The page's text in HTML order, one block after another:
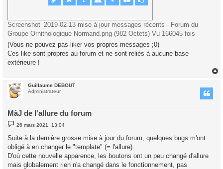
Screenshot_2019-02-13 mise à jour messages récents - Forum du
Groupe Ornithologique Normand.png (982 Octets) Vu 166045 fois
(Vous ne pouvez pas liker vos propres messages ;0)
Ces like sont propres au forum et ne sont reliés à aucune base
extérieure !
Guillaume DEBOUT
Administrateur
MàJ de l'allure du forum
M
e
s
s
a
g
e
26 mars 2021, 13:04
Suite à la dernière grosse mise à jour du forum, quelques bugs m'ont
obligé à en changer le "template" (= l'allure).
D'où cette nouvelle apparence, les boutons ont un peu changé d'allure
mais globalement rien n'a changé dans le fonctionnement, pas